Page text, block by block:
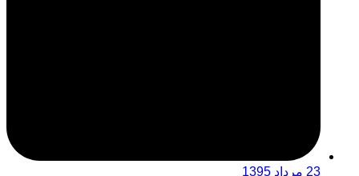
23 مرداد 1395